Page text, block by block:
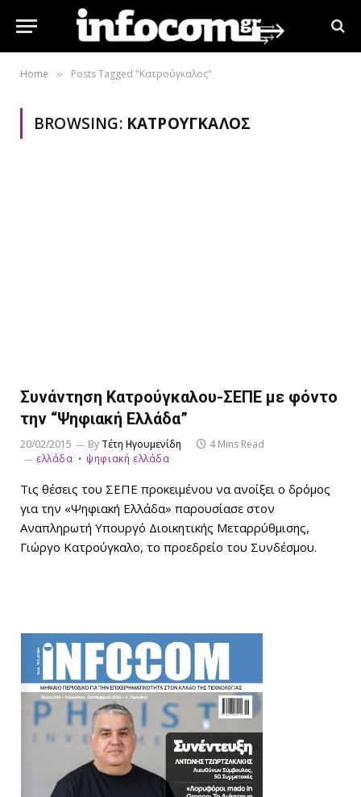
Home » Posts Tagged "Κατρούγκαλος"
BROWSING: ΚΑΤΡΟΎΓΚΑΛΟΣ
Συνάντηση Κατρούγκαλου-ΣΕΠΕ με φόντο
την “Ψηφιακή Ελλάδα”
20/02/2015 By Τέτη Ηγουμενίδη
4 Mins Read
ελλάδα
ψηφιακή ελλάδα
Τις θέσεις του ΣΕΠΕ προκειμένου να ανοίξει ο δρόμος
για την «Ψηφιακή Ελλάδα» παρουσίασε στον
Αναπληρωτή Υπουργό Διοικητικής Μεταρρύθμισης,
Γιώργο Κατρούγκαλο, το προεδρείο του Συνδέσμου.